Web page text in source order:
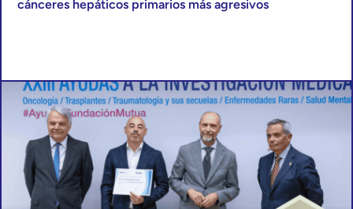
cánceres hepáticos primarios más agresivos